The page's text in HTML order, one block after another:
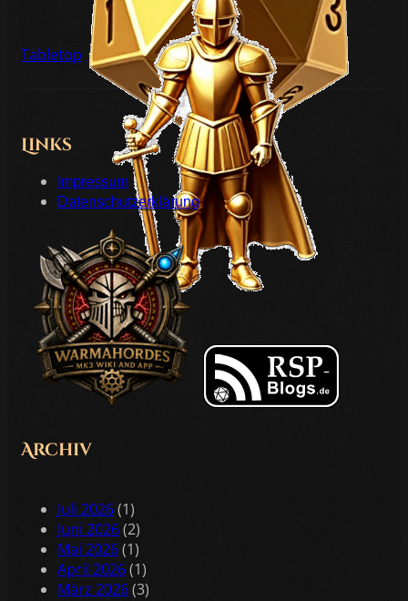
Tabletop
Links
Impressum
Datenschutzerklärung
Archiv
Juli 2026(1)
Juni 2026(2)
Mai 2026(1)
April 2026(1)
März 2026(3)